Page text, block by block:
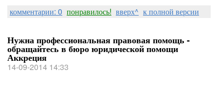
комментарии: 0 понравилось! вверх^ к полной версии
Нужна профессиональная правовая помощь -
обращайтесь в бюро юридической помощи
Аккреция
14-09-2014 14:33